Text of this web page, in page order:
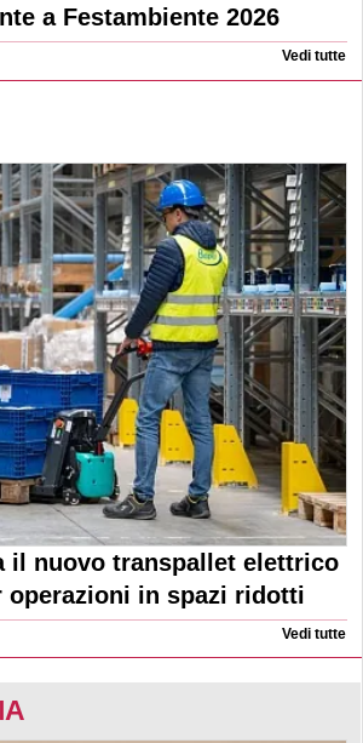
a Festambiente 2026
Vedi tutte
il nuovo transpallet elettrico
operazioni in spazi ridotti
Vedi tutte